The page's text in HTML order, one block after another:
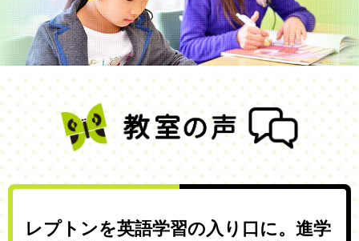
レプトンを英語学習の入り口に。進学